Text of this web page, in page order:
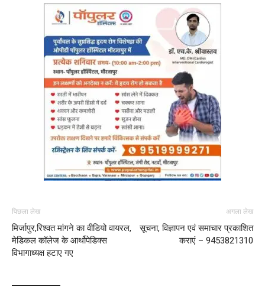
पिछला लेख
मिर्जापुर,रिश्वत मांगने का वीडियो वायरल,
मेडिकल कॉलेज के आर्थोपेडिक्स
विभागाध्यक्ष हटाए गए
अगला लेख
सूचना, विज्ञापन एवं समाचार प्रकाशित
कराएं – 9453821310